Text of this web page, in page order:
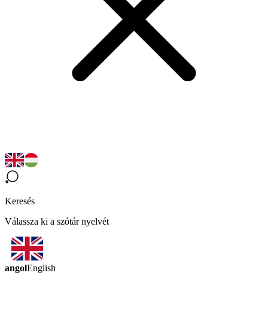
Keresés
Válassza ki a szótár nyelvét
angolEnglish